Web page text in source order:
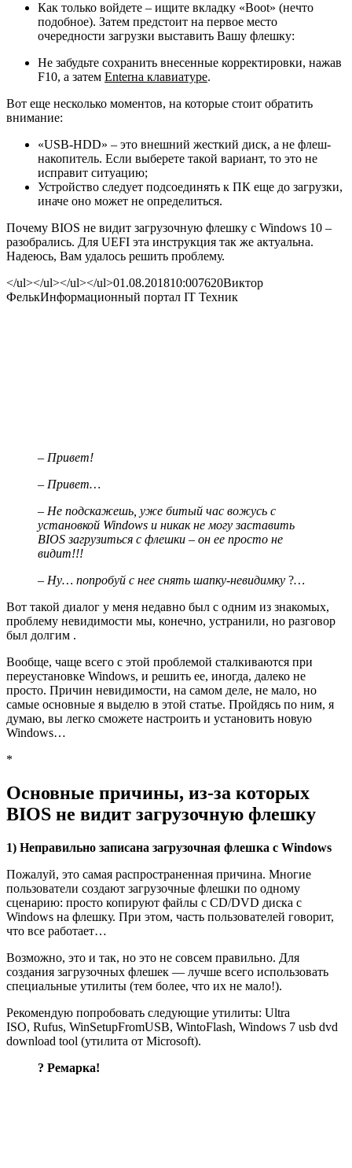
Как только войдете – ищите вкладку «Boot» (нечто
подобное). Затем предстоит на первое место
очередности загрузки выставить Вашу флешку:
Не забудьте сохранить внесенные корректировки, нажав
F10, а затем Enterна клавиатуре.
Вот еще несколько моментов, на которые стоит обратить
внимание:
«USB-HDD» – это внешний жесткий диск, а не флеш-
накопитель. Если выберете такой вариант, то это не
исправит ситуацию;
Устройство следует подсоединять к ПК еще до загрузки,
иначе оно может не определиться.
Почему BIOS не видит загрузочную флешку с Windows 10 –
разобрались. Для UEFI эта инструкция так же актуальна.
Надеюсь, Вам удалось решить проблему.
</ul></ul></ul></ul>01.08.201810:007620Виктор
ФелькИнформационный портал IT Техник
– Привет!
– Привет…
– Не подскажешь, уже битый час вожусь с
установкой Windows и никак не могу заставить
BIOS загрузиться с флешки – он ее просто не
видит!!!
– Ну… попробуй с нее снять шапку-невидимку ?…
Вот такой диалог у меня недавно был с одним из знакомых,
проблему невидимости мы, конечно, устранили, но разговор
был долгим .
Вообще, чаще всего с этой проблемой сталкиваются при
переустановке Windows, и решить ее, иногда, далеко не
просто. Причин невидимости, на самом деле, не мало, но
самые основные я выделю в этой статье. Пройдясь по ним, я
думаю, вы легко сможете настроить и установить новую
Windows…
*
Основные причины, из-за которых
BIOS не видит загрузочную флешку
1) Неправильно записана загрузочная флешка с Windows
Пожалуй, это самая распространенная причина. Многие
пользователи создают загрузочные флешки по одному
сценарию: просто копируют файлы с CD/DVD диска с
Windows на флешку. При этом, часть пользователей говорит,
что все работает…
Возможно, это и так, но это не совсем правильно. Для
создания загрузочных флешек — лучше всего использовать
специальные утилиты (тем более, что их не мало!).
Рекомендую попробовать следующие утилиты: Ultra
ISO, Rufus, WinSetupFromUSB, WintoFlash, Windows 7 usb dvd
download tool (утилита от Microsoft).
? Ремарка!